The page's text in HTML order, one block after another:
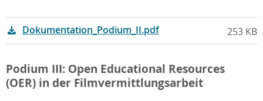
Dokumentation_Podium_II.pdf 253 KB
Podium III: Open Educational Resources
(OER) in der Filmvermittlungsarbeit